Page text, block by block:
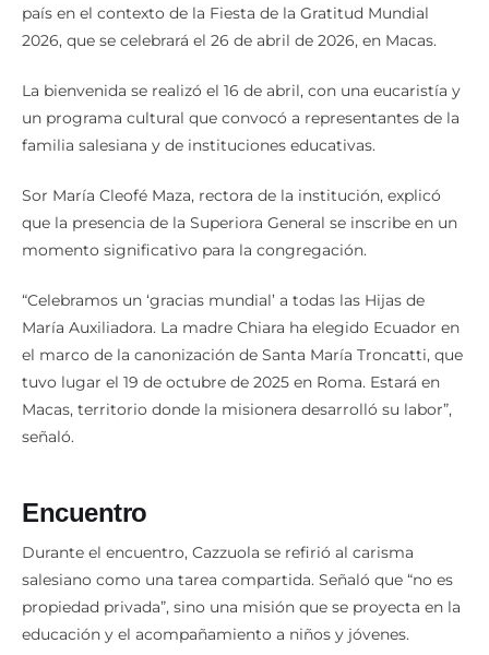
país en el contexto de la Fiesta de la Gratitud Mundial
2026, que se celebrará el 26 de abril de 2026, en Macas.
La bienvenida se realizó el 16 de abril, con una eucaristía y
un programa cultural que convocó a representantes de la
familia salesiana y de instituciones educativas.
Sor María Cleofé Maza, rectora de la institución, explicó
que la presencia de la Superiora General se inscribe en un
momento significativo para la congregación.
“Celebramos un ‘gracias mundial’ a todas las Hijas de
María Auxiliadora. La madre Chiara ha elegido Ecuador en
el marco de la canonización de Santa María Troncatti, que
tuvo lugar el 19 de octubre de 2025 en Roma. Estará en
Macas, territorio donde la misionera desarrolló su labor”,
señaló.
Encuentro
Durante el encuentro, Cazzuola se refirió al carisma
salesiano como una tarea compartida. Señaló que “no es
propiedad privada”, sino una misión que se proyecta en la
educación y el acompañamiento a niños y jóvenes.